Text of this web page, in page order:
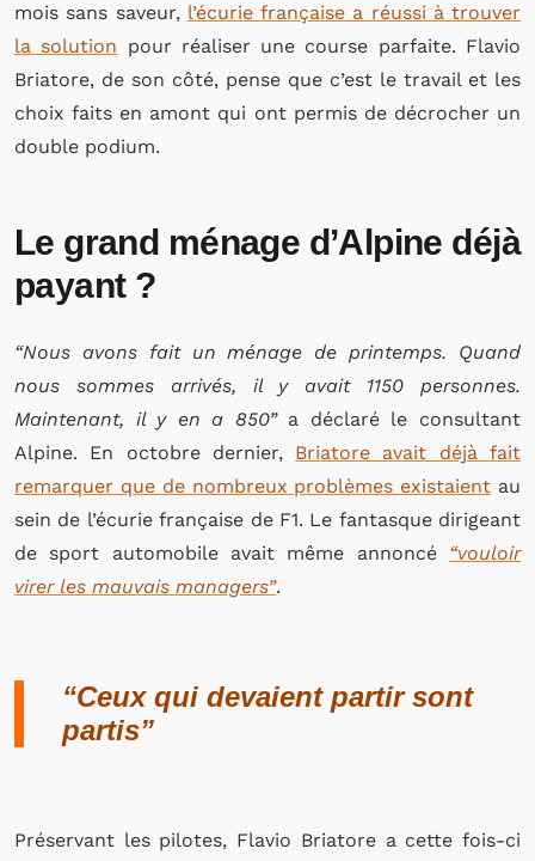
mois sans saveur, l’écurie française a réussi à trouver
la solution pour réaliser une course parfaite. Flavio
Briatore, de son côté, pense que c’est le travail et les
choix faits en amont qui ont permis de décrocher un
double podium.
Le grand ménage d’Alpine déjà
payant ?
“Nous avons fait un ménage de printemps. Quand
nous sommes arrivés, il y avait 1150 personnes.
Maintenant, il y en a 850”a déclaré le consultant
Alpine. En octobre dernier, Briatore avait déjà fait
remarquer que de nombreux problèmes existaient au
sein de l’écurie française de F1. Le fantasque dirigeant
de sport automobile avait même annoncé “vouloir
virer les mauvais managers”.
“Ceux qui devaient partir sont
partis”
Préservant les pilotes, Flavio Briatore a cette fois-ci